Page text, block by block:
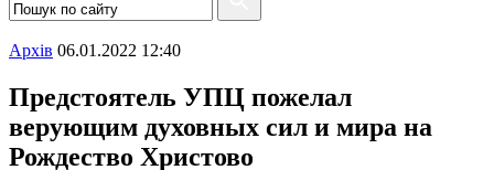
Архiв 06.01.2022 12:40
Предстоятель УПЦ пожелал
верующим духовных сил и мира на
Рождество Христово